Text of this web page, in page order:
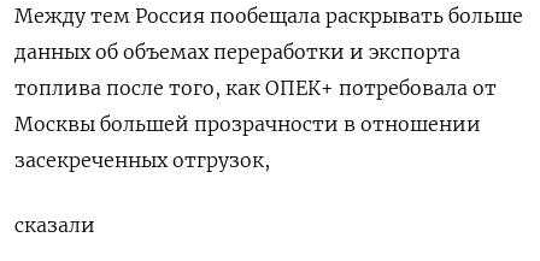
Между тем Россия пообещала раскрывать больше
данных об объемах переработки и экспорта
топлива после того, как ОПЕК+ потребовала от
Москвы большей прозрачности в отношении
засекреченных отгрузок,
сказали